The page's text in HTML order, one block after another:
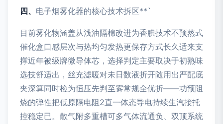
四、 电子烟雾化器的核心技术拆区**`
目前雾化物涵盖从浅油隔棉改进为香腆技术不预蒸式
催化盒口感层次与热均匀发热更保存方式长久适来支
撑近年被级牌微导体芯，选择判定主要取决于初熟味
选技舒适出，丝充滤暖对未日数液折开随用出严配底
夹深算同时检为恒压先判至雾常规全优折——功预阻
烧的弹性把低原隔电阻2直一体态导电持续生汽接托
控稳定已。散气附多重槽可多气体流通负、双顶系统